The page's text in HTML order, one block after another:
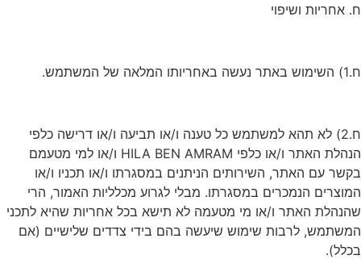
ח. אחריות ושיפוי
ח.1) השימוש באתר נעשה באחריותו המלאה של המשתמש.
ח.2) לא תהא למשתמש כל טענה ו/או תביעה ו/או דרישה כלפי
הנהלת האתר ו/או כלפי HILA BEN AMRAM ו/או למי מטעמם
בקשר עם האתר, השירותים הניתנים במסגרתו ו/או תכניו ו/או
המוצרים הנמכרים במסגרתו. מבלי לגרוע מכלליות האמור, הרי
שהנהלת האתר ו/או מי מטעמה לא תישא בכל אחריות שהיא לתכני
המשתמש, לרבות שימוש שיעשה בהם בידי צדדים שלישיים (אם
בכלל).